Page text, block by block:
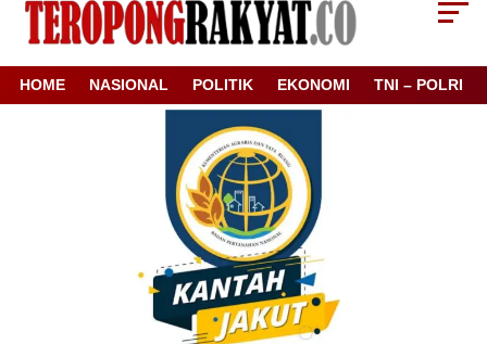
HOME NASIONAL POLITIK EKONOMI TNI – POLRI